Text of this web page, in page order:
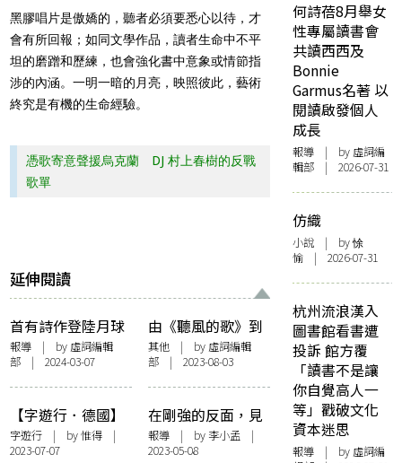
黑膠唱片是傲嬌的，聽者必須要悉心以待，才
會有所回報；如同文學作品，讀者生命中不平
坦的磨蹭和歷練，也會強化書中意象或情節指
涉的內涵。一明一暗的月亮，映照彼此，藝術
終究是有機的生命經驗。
憑歌寄意聲援烏克蘭 DJ 村上春樹的反戰
歌單
延伸閱讀
首有詩作登陸月球
可保存逾五千萬年
台灣詩人煮雪的
人：「有部分的我
已經在月球上」
報導 | by 虛詞編輯
部 | 2024-03-07
由《聽風的歌》到
《隨盲柳入眠的女
人》 ——那些年他
們改編過的村上春
樹
其他| by 虛詞編輯
部 | 2023-08-03
【字遊行．德國】
猜想巴赫
字遊行 | by惟得 |
2023-07-07
在剛強的反面，見
證時代的孤獨與連
帶：川本三郎談
報導| by 李小孟 |
2023-05-08
何詩蓓8月舉女
性專屬讀書會
共讀西西及
Bonnie
Garmus名著 以
閱讀啟發個人
成長
報導 | by 虛詞編
輯部 | 2026-07-31
仿織
小說 | by 悇
愉 | 2026-07-31
杭州流浪漢入
圖書館看書遭
投訴 館方覆
「讀書不是讓
你自覺高人一
等」戳破文化
資本迷思
報導 | by 虛詞編